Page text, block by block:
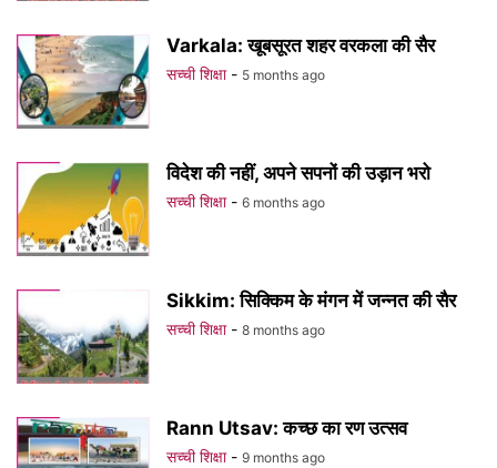
Varkala: खूबसूरत शहर वरकला की सैर
सच्ची शिक्षा - 5 months ago
विदेश की नहीं, अपने सपनों की उड़ान भरो
सच्ची शिक्षा - 6 months ago
Sikkim: सिक्किम के मंगन में जन्नत की सैर
सच्ची शिक्षा - 8 months ago
Rann Utsav: कच्छ का रण उत्सव
सच्ची शिक्षा - 9 months ago